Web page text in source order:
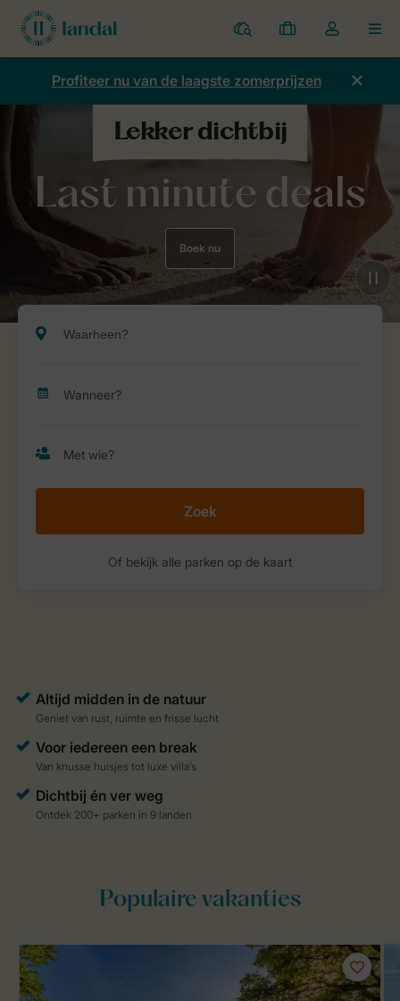
Parken
Mijn
boekingen
Open
de
dropdown
Profiteer nu van de laagste zomerprijzen
Last minute deals
Boek nu
Zoek
Of bekijk alle parken op de kaart